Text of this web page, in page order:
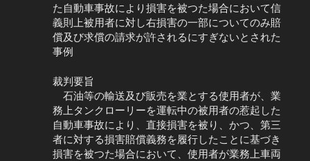
た自動車事故により損害を被つた場合において信
義則上被用者に対し右損害の一部についてのみ賠
償及び求償の請求が許されるにすぎないとされた
事例
裁判要旨
石油等の輸送及び販売を業とする使用者が、業
務上タンクローリーを運転中の被用者の惹起した
自動車事故により、直接損害を被り、かつ、第三
者に対する損害賠償義務を履行したことに基づき
損害を被つた場合において、使用者が業務上車両